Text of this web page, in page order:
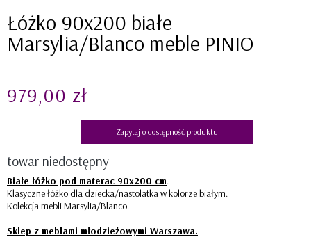
Łóżko 90x200 białe
Marsylia/Blanco meble PINIO
979,00 zł
Zapytaj o dostępność produktu
towar niedostępny
Białe łóżko pod materac 90x200 cm.
Klasyczne łóżko dla dziecka/nastolatka w kolorze białym.
Kolekcja mebli Marsylia/Blanco.
Sklep z meblami młodzieżowymi Warszawa.